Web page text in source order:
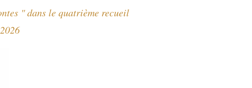
" dans le quatrième recueil